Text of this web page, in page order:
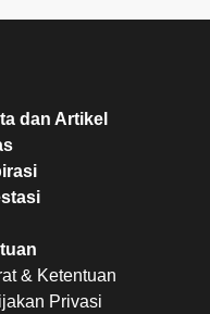
dan Artikel
& Ketentuan
Privasi